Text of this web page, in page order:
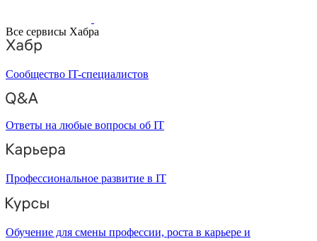
Все сервисы Хабра
Сообщество IT-специалистов
Ответы на любые вопросы об IT
Профессиональное развитие в IT
Обучение для смены профессии, роста в карьере и